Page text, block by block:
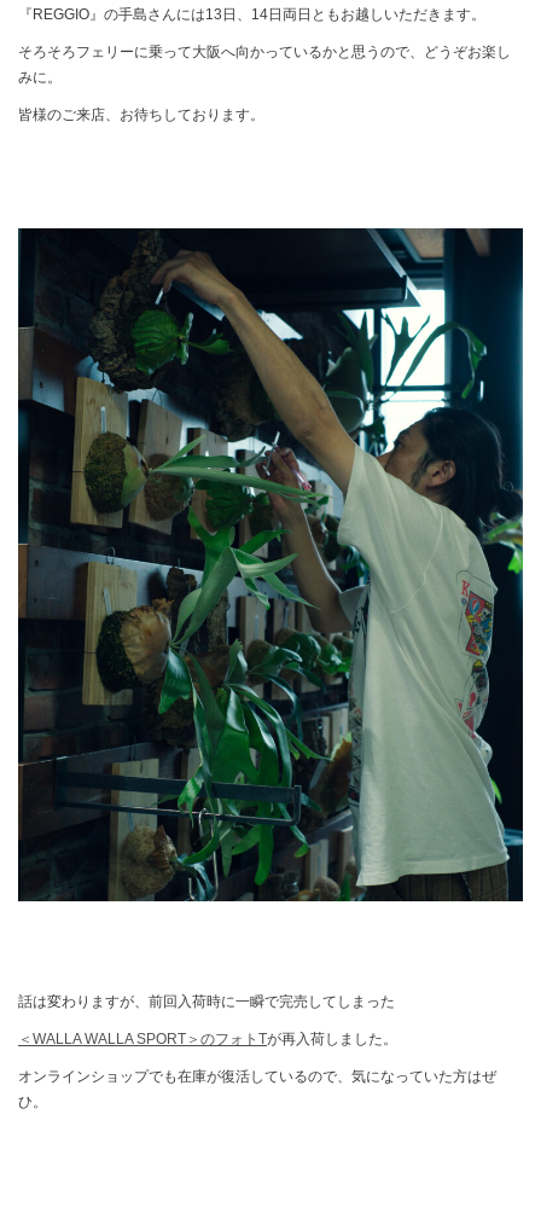
『REGGIO』の手島さんには13日、14日両日ともお越しいただきます。
そろそろフェリーに乗って大阪へ向かっているかと思うので、どうぞお楽し
みに。
皆様のご来店、お待ちしております。
話は変わりますが、前回入荷時に一瞬で完売してしまった
＜WALLA WALLA SPORT＞のフォトTが再入荷しました。
オンラインショップでも在庫が復活しているので、気になっていた方はぜ
ひ。